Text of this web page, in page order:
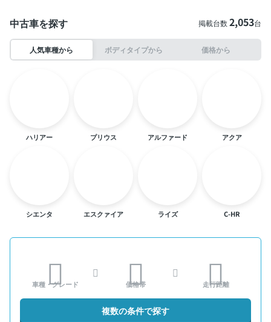
中古車を探す 掲載台数2,053台
人気車種から ボディタイプから 価格から
ハリアー プリウス アルファード アクア
シエンタ エスクァイア ライズ C-HR
車種・グレード 価格帯 走行距離
複数の条件で探す